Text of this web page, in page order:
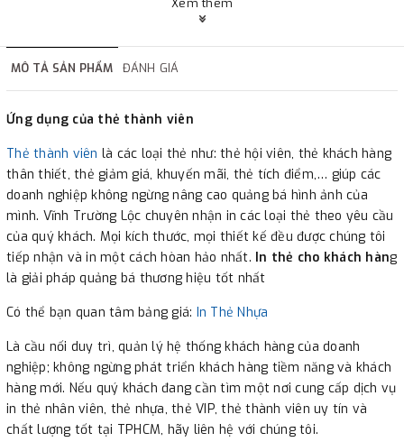
Xem thêm
MÔ TẢ SẢN PHẨM ĐÁNH GIÁ
Ứng dụng của thẻ thành viên
Thẻ thành viên là các loại thẻ như: thẻ hội viên, thẻ khách hàng
thân thiết, thẻ giảm giá, khuyến mãi, thẻ tích điểm,… giúp các
doanh nghiệp không ngừng nâng cao quảng bá hình ảnh của
mình. Vĩnh Trường Lộc chuyên nhận in các loại thẻ theo yêu cầu
của quý khách. Mọi kích thước, mọi thiết kế đều được chúng tôi
tiếp nhận và in một cách hòan hảo nhất. In thẻ cho khách hàng
là giải pháp quảng bá thương hiệu tốt nhất
Có thể bạn quan tâm bảng giá: In Thẻ Nhựa
Là cầu nối duy trì, quản lý hệ thống khách hàng của doanh
nghiệp; không ngừng phát triển khách hàng tiềm năng và khách
hàng mới. Nếu quý khách đang cần tìm một nơi cung cấp dịch vụ
in thẻ nhân viên, thẻ nhựa, thẻ VIP, thẻ thành viên uy tín và
chất lượng tốt tại TPHCM, hãy liên hệ với chúng tôi.